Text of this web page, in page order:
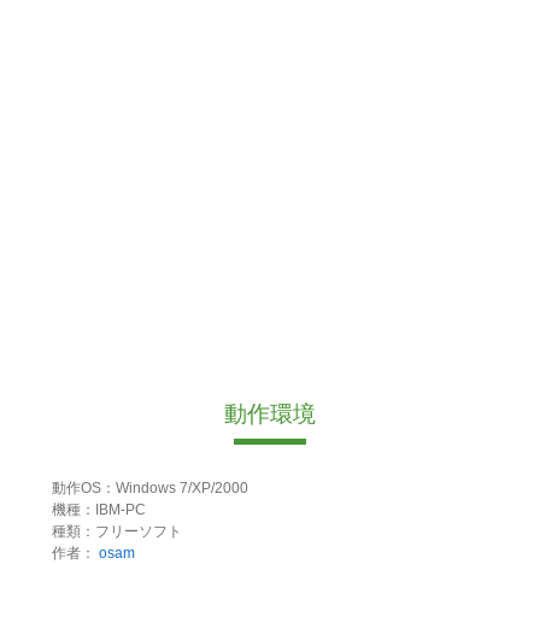
動作環境
動作OS：Windows 7/XP/2000
機種：IBM-PC
種類：フリーソフト
作者： osam